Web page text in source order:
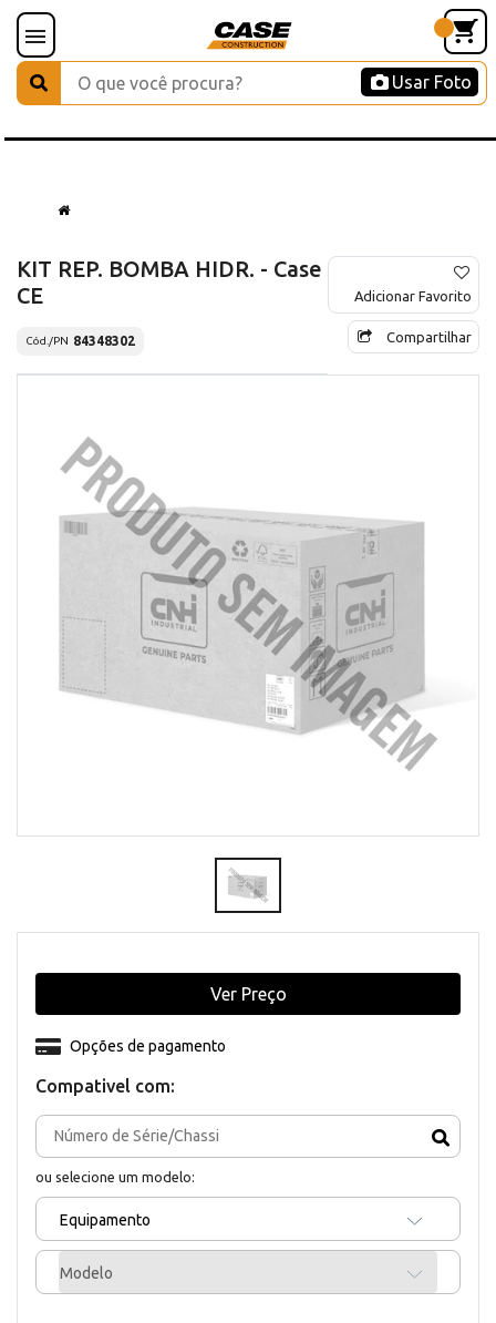
Usar Foto
KIT REP. BOMBA HIDR. - Case
CE
Cód./PN 84348302
Adicionar Favorito
Compartilhar
Compativel com:
ou selecione um modelo:
Equipamento
Modelo
Opções de pagamento
Ver Preço